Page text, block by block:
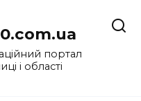
портал
і області